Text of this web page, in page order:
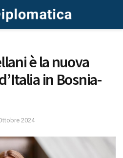
è la nuova
in Bosnia-
2024